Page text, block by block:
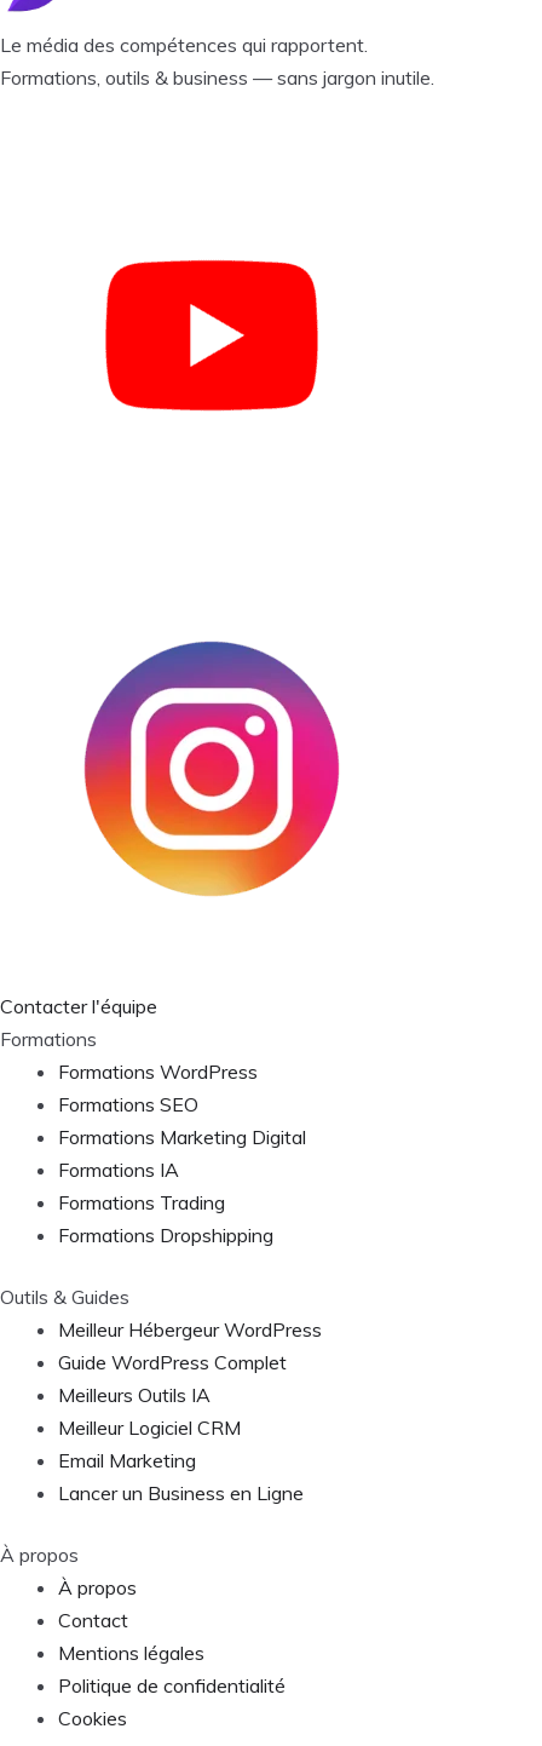
Le média des compétences qui rapportent.
Formations, outils & business — sans jargon inutile.
Contacter l'équipe
Formations
Formations WordPress
Formations SEO
Formations Marketing Digital
Formations IA
Formations Trading
Formations Dropshipping
Outils & Guides
Meilleur Hébergeur WordPress
Guide WordPress Complet
Meilleurs Outils IA
Meilleur Logiciel CRM
Email Marketing
Lancer un Business en Ligne
À propos
À propos
Contact
Mentions légales
Politique de confidentialité
Cookies